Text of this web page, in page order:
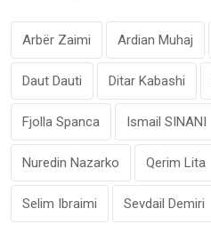
Arbër Zaimi Ardian Muhaj
Daut Dauti Ditar Kabashi
Fjolla Spanca Ismail SINANI
Nuredin Nazarko Qerim Lita
Selim Ibraimi Sevdail Demiri